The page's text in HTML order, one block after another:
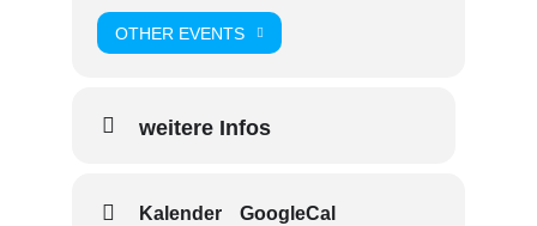
OTHER EVENTS
weitere Infos
Kalender GoogleCal